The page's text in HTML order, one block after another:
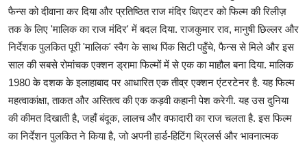
फैन्स को दीवाना कर दिया और प्रतिष्ठित राज मंदिर थिएटर को फिल्म की रिलीज़
तक के लिए 'मालिक का राज मंदिर' में बदल दिया. राजकुमार राव, मानुषी छिल्लर और
निर्देशक पुलकित पूरी 'मालिक' स्वैग के साथ पिंक सिटी पहुँचे, फैन्स से मिले और इस
साल की सबसे रोमांचक एक्शन ड्रामा फिल्मों में से एक का माहौल बना दिया. मालिक
1980 के दशक के इलाहाबाद पर आधारित एक तीव्र एक्शन एंटरटेनर है. यह फिल्म
महत्वाकांक्षा, ताकत और अस्तित्व की एक कड़वी कहानी पेश करेगी. यह उस दुनिया
की कीमत दिखाती है, जहाँ बंदूक, लालच और वफादारी का राज चलता है. इस फिल्म
का निर्देशन पुलकित ने किया है, जो अपनी हार्ड-हिटिंग थ्रिलर्स और भावनात्मक